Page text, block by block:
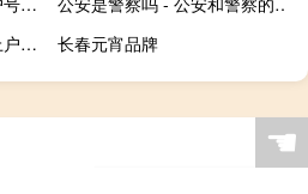
上户口需要父母都去吗 - 上户口必须要父母本人去吗
长春元宵品牌
☚